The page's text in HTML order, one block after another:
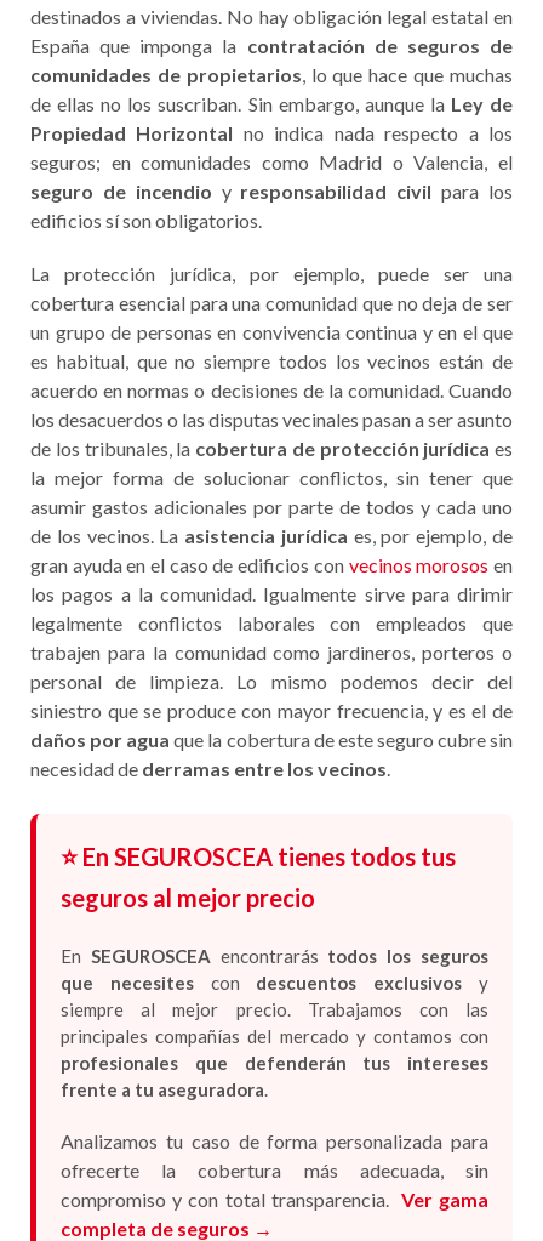
destinados a viviendas. No hay obligación legal estatal en
España que imponga la contratación de seguros de
comunidades de propietarios, lo que hace que muchas
de ellas no los suscriban. Sin embargo, aunque la Ley de
Propiedad Horizontal no indica nada respecto a los
seguros; en comunidades como Madrid o Valencia, el
seguro de incendio y responsabilidad civil para los
edificios sí son obligatorios.
La protección jurídica, por ejemplo, puede ser una
cobertura esencial para una comunidad que no deja de ser
un grupo de personas en convivencia continua y en el que
es habitual, que no siempre todos los vecinos están de
acuerdo en normas o decisiones de la comunidad. Cuando
los desacuerdos o las disputas vecinales pasan a ser asunto
de los tribunales, la cobertura de protección jurídica es
la mejor forma de solucionar conflictos, sin tener que
asumir gastos adicionales por parte de todos y cada uno
de los vecinos. La asistencia jurídica es, por ejemplo, de
gran ayuda en el caso de edificios con vecinos morosos en
los pagos a la comunidad. Igualmente sirve para dirimir
legalmente conflictos laborales con empleados que
trabajen para la comunidad como jardineros, porteros o
personal de limpieza. Lo mismo podemos decir del
siniestro que se produce con mayor frecuencia, y es el de
daños por agua que la cobertura de este seguro cubre sin
necesidad de derramas entre los vecinos.
⭐ En SEGUROSCEA tienes todos tus
seguros al mejor precio
En SEGUROSCEA encontrarás todos los seguros
que necesitescon descuentos exclusivos y
siempre al mejor precio. Trabajamos con las
principales compañías del mercado y contamos con
profesionales que defenderán tus intereses
frente a tu aseguradora.
Analizamos tu caso de forma personalizada para
ofrecerte la cobertura más adecuada, sin
compromiso y con total transparencia. Ver gama
completa de seguros →